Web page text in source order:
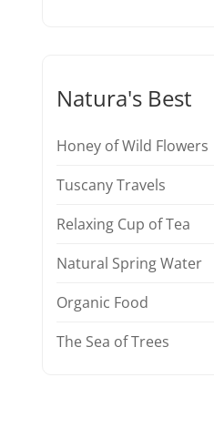
Natura's Best
Honey of Wild Flowers
Tuscany Travels
Relaxing Cup of Tea
Natural Spring Water
Organic Food
The Sea of Trees